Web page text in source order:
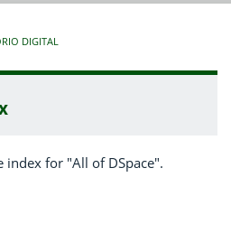
DIGITAL
index for "All of DSpace".